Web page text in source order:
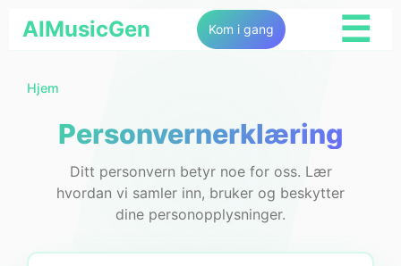
AIMusicGen Kom i gang ☰
Hjem
Personvernerklæring
Ditt personvern betyr noe for oss. Lær
hvordan vi samler inn, bruker og beskytter
dine personopplysninger.